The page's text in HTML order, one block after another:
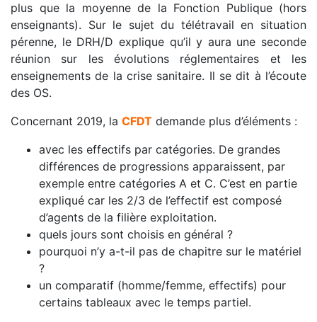
plus que la moyenne de la Fonction Publique (hors
enseignants). Sur le sujet du télétravail en situation
pérenne, le DRH/D explique qu’il y aura une seconde
réunion sur les évolutions réglementaires et les
enseignements de la crise sanitaire. Il se dit à l’écoute
des OS.
Concernant 2019, la CFDT demande plus d’éléments :
avec les effectifs par catégories. De grandes
différences de progressions apparaissent, par
exemple entre catégories A et C. C’est en partie
expliqué car les 2/3 de l’effectif est composé
d’agents de la filière exploitation.
quels jours sont choisis en général ?
pourquoi n’y a-t-il pas de chapitre sur le matériel
?
un comparatif (homme/femme, effectifs) pour
certains tableaux avec le temps partiel.